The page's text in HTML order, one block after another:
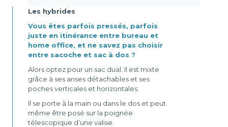
Les hybrides
Vous êtes parfois pressés, parfois
juste en itinérance entre bureau et
home office, et ne savez pas choisir
entre sacoche et sac à dos ?
Alors optez pour un sac dual. Il est mixte
grâce à ses anses détachables et ses
poches verticales et horizontales.
Il se porte à la main ou dans le dos et peut
même être posé sur la poignée
télescopique d’une valise.